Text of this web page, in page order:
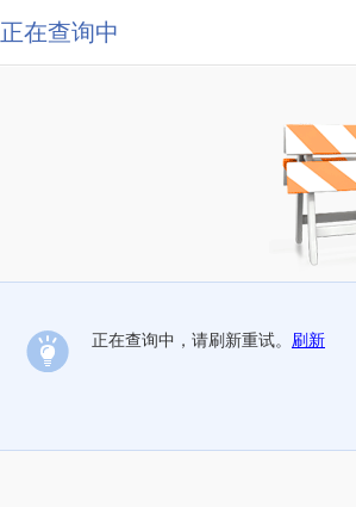
正在查询中
正在查询中，请刷新重试。 刷新